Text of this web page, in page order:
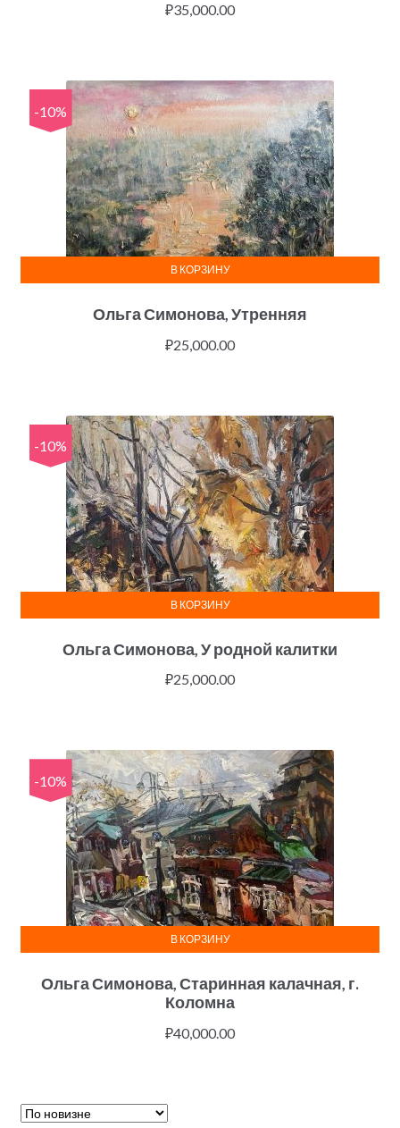
₽35,000.00
-10%
Ольга Симонова, Утренняя
₽25,000.00
В КОРЗИНУ
-10%
Ольга Симонова, У родной калитки
₽25,000.00
В КОРЗИНУ
-10%
Ольга Симонова, Старинная калачная, г.
Коломна
₽40,000.00
В КОРЗИНУ